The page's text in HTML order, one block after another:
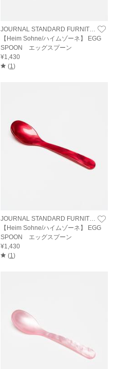
【Heim Sohne/ハイムゾーネ】 EGG
SPOON エッグスプーン
¥1,430
(1 )
JOURNAL STANDARD FURNITURE
【Heim Sohne/ハイムゾーネ】 EGG
SPOON エッグスプーン
¥1,430
(1)